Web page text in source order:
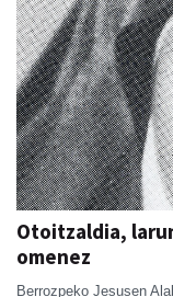
Otoitzaldia,
omenez
Berrozpeko Jesusen